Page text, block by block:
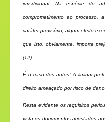
jurisdicional. Na espécie do
comprometimento ao processo,
caráter provisório, algum efeito
que isto, obviamente, importe
(12).
É o caso dos autos! A liminar
direito ameaçado por risco de
Resta evidente os requisitos
vista os documentos acostados